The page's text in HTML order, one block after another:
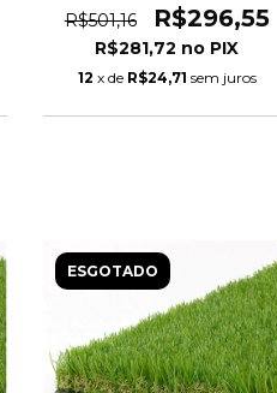
2,50m
R$501,16 R$296,55
R$281,72
12 x de R$24,71 sem juros
ESGOTADO